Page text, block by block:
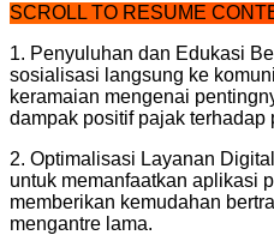
SCROLL TO RESUME
​1. Penyuluhan dan Edukasi
sosialisasi langsung ke
keramaian mengenai
dampak positif pajak terhadap
​2. Optimalisasi Layanan
untuk memanfaatkan aplikasi
memberikan kemudahan
mengantre lama.